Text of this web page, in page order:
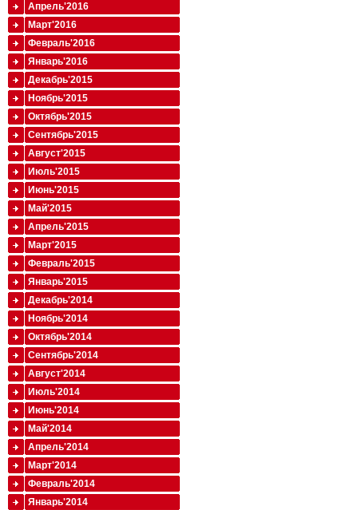
Апрель'2016
Март'2016
Февраль'2016
Январь'2016
Декабрь'2015
Ноябрь'2015
Октябрь'2015
Сентябрь'2015
Август'2015
Июль'2015
Июнь'2015
Май'2015
Апрель'2015
Март'2015
Февраль'2015
Январь'2015
Декабрь'2014
Ноябрь'2014
Октябрь'2014
Сентябрь'2014
Август'2014
Июль'2014
Июнь'2014
Май'2014
Апрель'2014
Март'2014
Февраль'2014
Январь'2014